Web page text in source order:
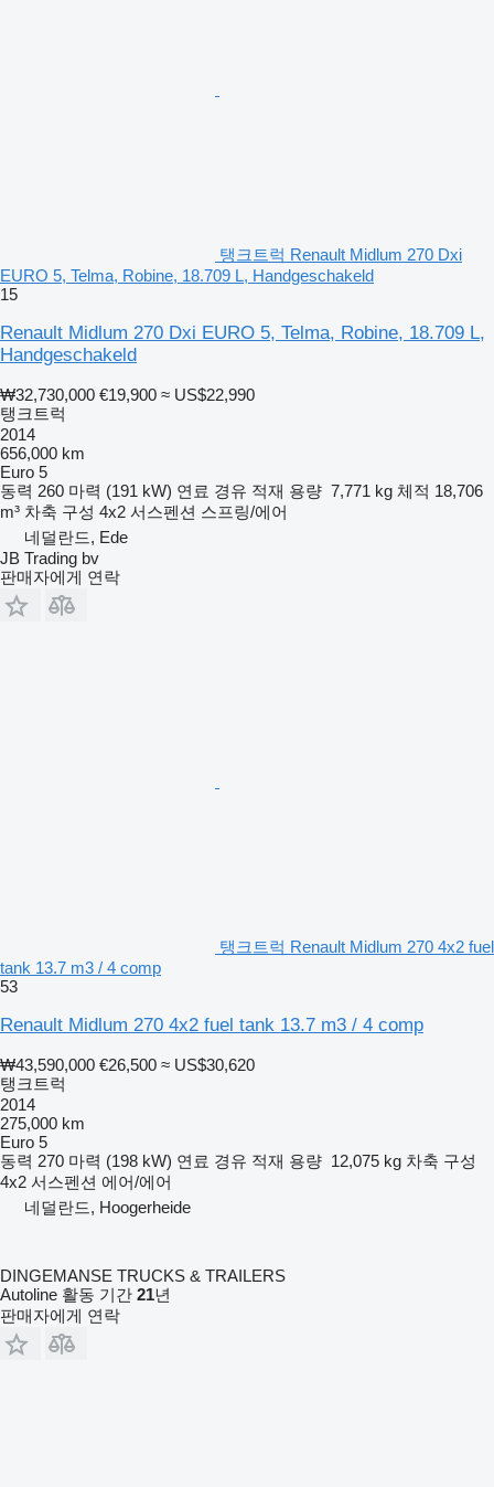
탱크트럭 Renault Midlum 270 Dxi
EURO 5, Telma, Robine, 18.709 L, Handgeschakeld
15
Renault Midlum 270 Dxi EURO 5, Telma, Robine, 18.709 L,
Handgeschakeld
₩32,730,000 €19,900 ≈ US$22,990
탱크트럭
2014
656,000 km
Euro 5
동력 260 마력 (191 kW) 연료 경유 적재 용량 7,771 kg 체적 18,706
m³ 차축 구성 4x2 서스펜션 스프링/에어
네덜란드, Ede
JB Trading bv
판매자에게 연락
탱크트럭 Renault Midlum 270 4x2 fuel
tank 13.7 m3 / 4 comp
53
Renault Midlum 270 4x2 fuel tank 13.7 m3 / 4 comp
₩43,590,000 €26,500 ≈ US$30,620
탱크트럭
2014
275,000 km
Euro 5
동력 270 마력 (198 kW) 연료 경유 적재 용량 12,075 kg 차축 구성
4x2 서스펜션 에어/에어
네덜란드, Hoogerheide
DINGEMANSE TRUCKS & TRAILERS
Autoline 활동 기간 21년
판매자에게 연락